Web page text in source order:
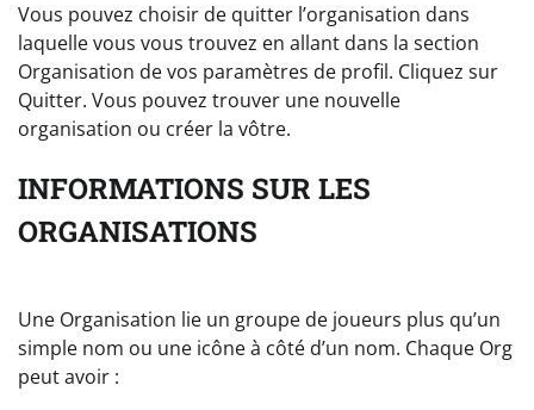
Vous pouvez choisir de quitter l’organisation dans
laquelle vous vous trouvez en allant dans la section
Organisation de vos paramètres de profil. Cliquez sur
Quitter. Vous pouvez trouver une nouvelle
organisation ou créer la vôtre.
INFORMATIONS SUR LES
ORGANISATIONS
Une Organisation lie un groupe de joueurs plus qu’un
simple nom ou une icône à côté d’un nom. Chaque Org
peut avoir :